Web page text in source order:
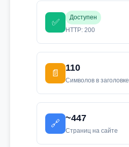
✅
Доступен
HTTP: 200
📄
110
Символов в заголовке
🔗
~447
Страниц на сайте